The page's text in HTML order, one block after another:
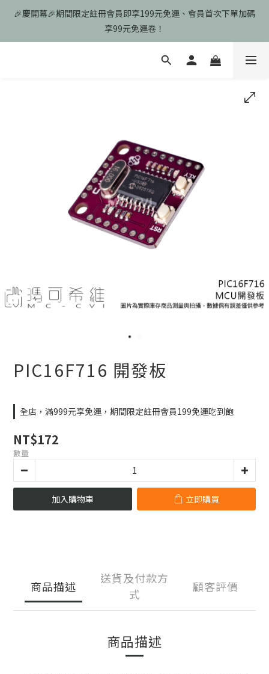
🎉慶開幕🎉期間限定註冊會員即享199元免運、會員首次下單加碼
享99元免運卷！
🎉慶開幕🎉期間限定註冊會員即享199元免運、會員首次下單加碼
享99元免運卷！
歡迎光臨瑪可希維，本站商品皆為台灣現貨、含稅可打統編
🎉慶開幕🎉期間限定註冊會員即享199元免運、會員首次下單加碼
PIC16F716 開發板
全店，滿999元享免運，期間限定註冊會員199免運吃到飽
NT$172
數量
加入購物車 立即購買
商品描述
送貨及付款方
式
顧客評價
商品描述